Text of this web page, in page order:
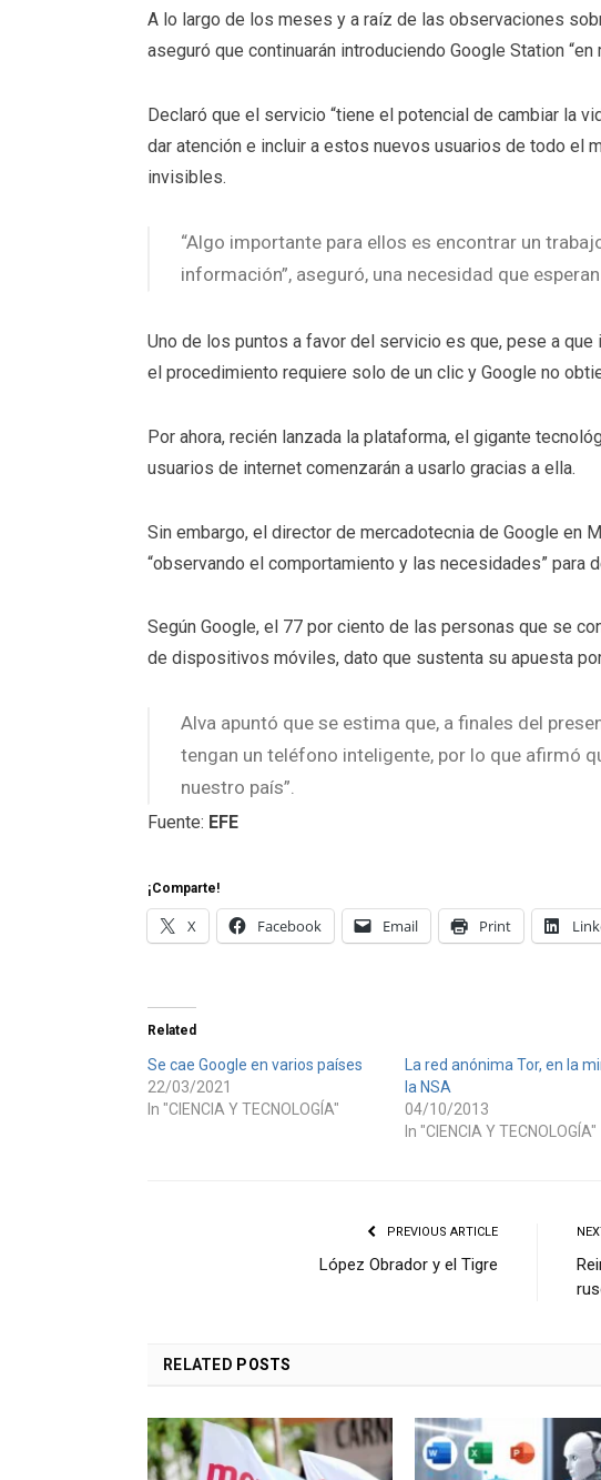
A lo largo de los meses y a raíz de las observaciones
aseguró que continuarán introduciendo Google Station
Declaró que el servicio “tiene el potencial de cambiar la
dar atención e incluir a estos nuevos usuarios de todo el
invisibles.
“Algo importante para ellos es encontrar un
información”, aseguró, una necesidad que
Uno de los puntos a favor del servicio es que, pese a
el procedimiento requiere solo de un clic y Google no
Por ahora, recién lanzada la plataforma, el gigante
usuarios de internet comenzarán a usarlo gracias a ella.
Sin embargo, el director de mercadotecnia de Google en
“observando el comportamiento y las necesidades” para
Según Google, el 77 por ciento de las personas que se
de dispositivos móviles, dato que sustenta su apuesta
Alva apuntó que se estima que, a finales del
tengan un teléfono inteligente, por lo que afirmó
nuestro país”.
Fuente: EFE
¡Comparte!
X Facebook Email Print
Related
Se cae Google en varios países
22/03/2021
In "CIENCIA Y TECNOLOGÍA"
La red anónima Tor, en la
la NSA
04/10/2013
In "CIENCIA Y TECNOLOGÍA"
PREVIOUS ARTICLE
López Obrador y el Tigre
RELATED POSTS